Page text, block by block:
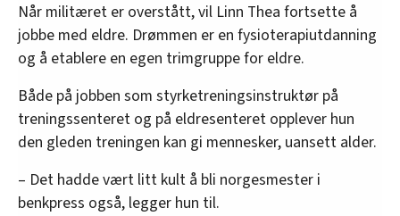
Når militæret er overstått, vil Linn Thea fortsette å
jobbe med eldre. Drømmen er en fysioterapiutdanning
og å etablere en egen trimgruppe for eldre.
Både på jobben som styrketreningsinstruktør på
treningssenteret og på eldresenteret opplever hun
den gleden treningen kan gi mennesker, uansett alder.
– Det hadde vært litt kult å bli norgesmester i
benkpress også, legger hun til.